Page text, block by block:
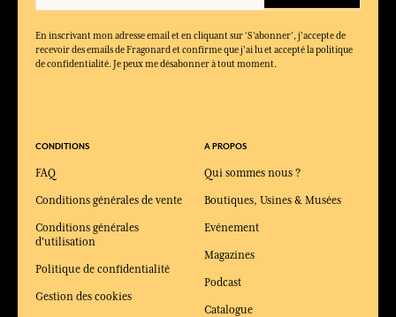
En inscrivant mon adresse email et en cliquant sur ‘S’abonner’, j'accepte de
recevoir des emails de Fragonard et confirme que j'ai lu et accepté la politique
de confidentialité. Je peux me désabonner à tout moment.
CONDITIONS
FAQ
Conditions générales de vente
Conditions générales
d'utilisation
Politique de confidentialité
Gestion des cookies
A PROPOS
Qui sommes nous ?
Boutiques, Usines & Musées
Evénement
Magazines
Podcast
Catalogue